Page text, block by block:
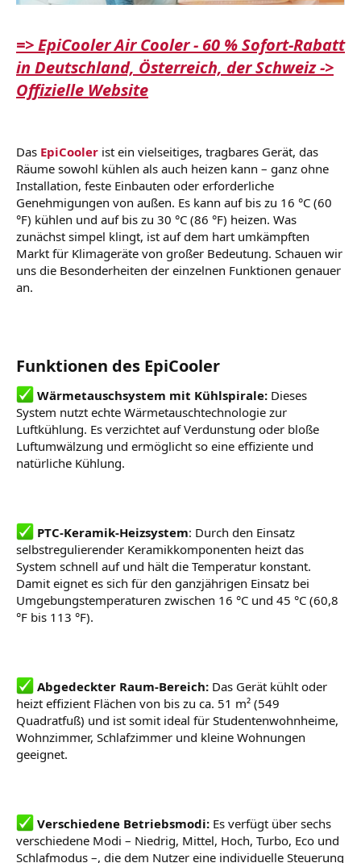
=> EpiCooler Air Cooler - 60 % Sofort-Rabatt
in Deutschland, Österreich, der Schweiz ->
Offizielle Website
Das EpiCooler ist ein vielseitiges, tragbares Gerät, das
Räume sowohl kühlen als auch heizen kann – ganz ohne
Installation, feste Einbauten oder erforderliche
Genehmigungen von außen. Es kann auf bis zu 16 °C (60
°F) kühlen und auf bis zu 30 °C (86 °F) heizen. Was
zunächst simpel klingt, ist auf dem hart umkämpften
Markt für Klimageräte von großer Bedeutung. Schauen wir
uns die Besonderheiten der einzelnen Funktionen genauer
an.
Funktionen des EpiCooler
Wärmetauschsystem mit Kühlspirale: Dieses
System nutzt echte Wärmetauschtechnologie zur
Luftkühlung. Es verzichtet auf Verdunstung oder bloße
Luftumwälzung und ermöglicht so eine effiziente und
natürliche Kühlung.
PTC-Keramik-Heizsystem: Durch den Einsatz
selbstregulierender Keramikkomponenten heizt das
System schnell auf und hält die Temperatur konstant.
Damit eignet es sich für den ganzjährigen Einsatz bei
Umgebungstemperaturen zwischen 16 °C und 45 °C (60,8
°F bis 113 °F).
Abgedeckter Raum-Bereich: Das Gerät kühlt oder
heizt effizient Flächen von bis zu ca. 51 m² (549
Quadratfuß) und ist somit ideal für Studentenwohnheime,
Wohnzimmer, Schlafzimmer und kleine Wohnungen
geeignet.
Verschiedene Betriebsmodi: Es verfügt über sechs
verschiedene Modi – Niedrig, Mittel, Hoch, Turbo, Eco und
Schlafmodus –, die dem Nutzer eine individuelle Steuerung